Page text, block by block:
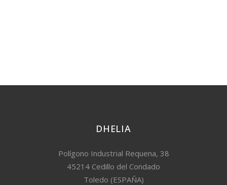
DHELIA
Polígono Industrial Requena, 38
45214 Cedillo del Condado
Toledo (ESPAÑA)